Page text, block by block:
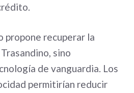
propone recuperar la
sino
de vanguardia. Los
permitirían reducir